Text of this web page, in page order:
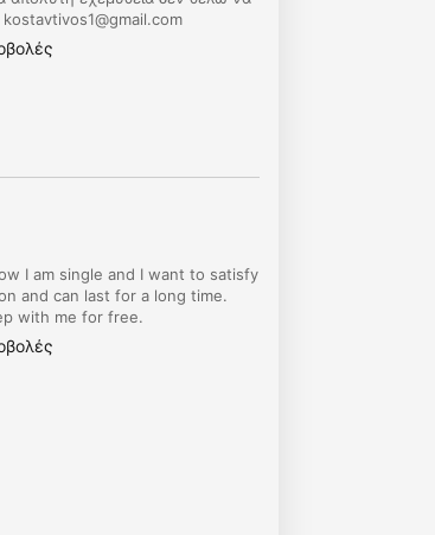
kostavtivos1@gmail.com
I am single and I want to satisfy
and can last for a long time.
with me for free.